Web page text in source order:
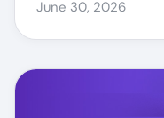
June 30, 2026